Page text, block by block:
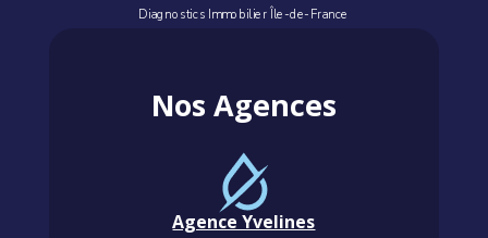
Diagnostics Immobilier Île-de-France
Nos Agences
Agence Yvelines